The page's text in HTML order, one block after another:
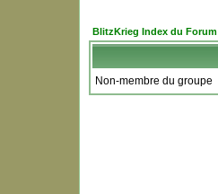
BlitzKrieg Index du Forum
Non-membre du groupe